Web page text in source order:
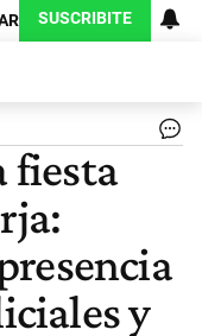
SUSCRIBITE
fiesta
y